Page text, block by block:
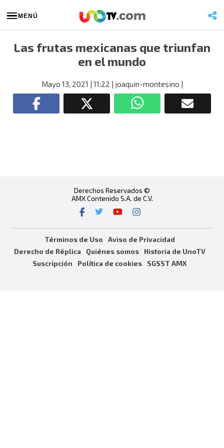
MENÚ
Las frutas mexicanas que triunfan
en el mundo
Mayo 13, 2021 | 11:22 | joaquin-montesino |
Derechos Reservados ©
AMX Contenido S.A. de C.V.
Términos de Uso
Aviso de Privacidad
Derecho de Réplica
Quiénes somos
Historia de UnoTV
Suscripción
Política de cookies SGSST AMX